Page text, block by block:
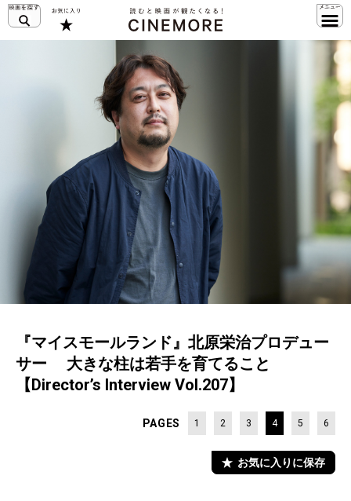
『マイスモールランド』北原栄治プロデュー
サー 大きな柱は若手を育てること
【Director’s Interview Vol.207】
PAGES 1 2 3 4 5 6
お気に入りに保存